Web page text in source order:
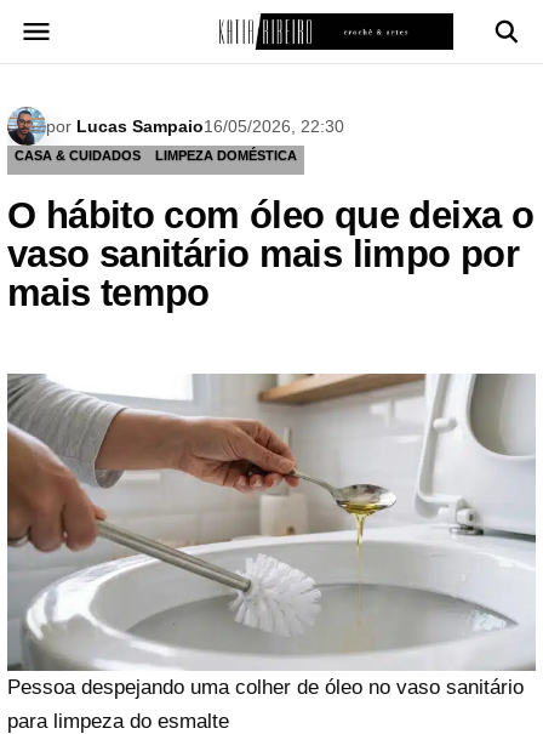
para
por Lucas Sampaio16/05/2026, 22:30
CASA & CUIDADOS LIMPEZA DOMÉSTICA
O hábito com óleo que deixa o
vaso sanitário mais limpo por
mais tempo
Pessoa despejando uma colher de óleo no vaso sanitário
para limpeza do esmalte